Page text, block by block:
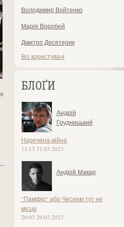
Володимир Войтенко
Марія Воробей
Дмитро Десятерик
Всі користувачі
БЛОҐИ
Андрій
Грудницький
Наречена-війна
13:13 31.03.2023
Андрій Макар
"Памфір" або Чесним тут не
місце
20:03 29.03.2023